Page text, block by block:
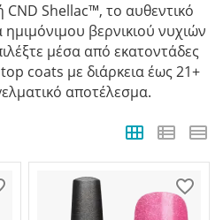
Shellac™, το αυθεντικό
βερνικιού νυχιών
μέσα από εκατοντάδες
coats με διάρκεια έως 21+
αποτέλεσμα.